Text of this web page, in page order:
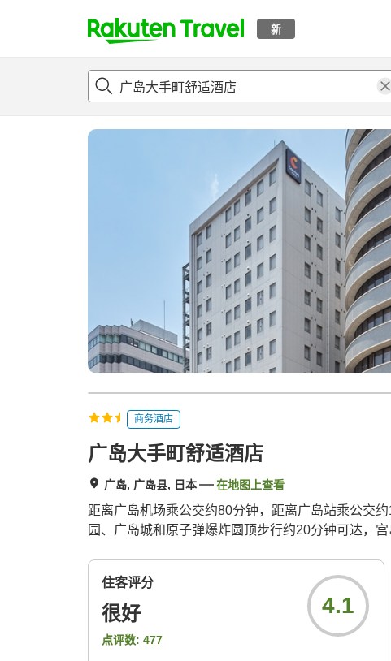
新
t
p
a
概况 客房及住宿套餐评论亮点
商务酒店
广岛大手町舒适酒店
广岛, 广岛县, 日本 在地图上查看
距离广岛机场乘公交约80分钟，距离广岛站乘公交
园、广岛城和原子弹爆炸圆顶步行约20分钟可达，宫
住客评分
很好
点评数: 477
4.1